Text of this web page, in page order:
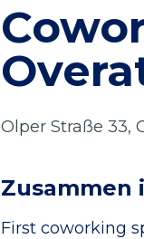
Olper Straße 33,
Zusammen
First coworking